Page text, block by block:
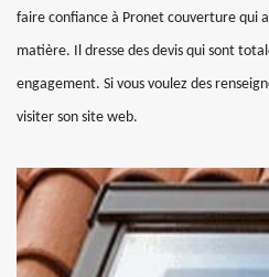
faire confiance à Pronet couverture qui
matière. Il dresse des devis qui sont
engagement. Si vous voulez des
visiter son site web.